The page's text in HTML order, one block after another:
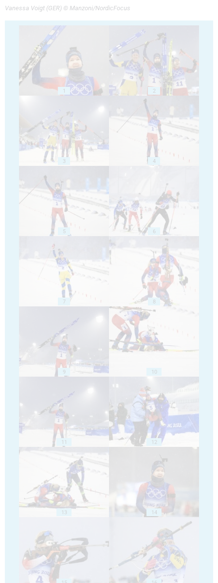
Vanessa Voigt (GER) © Manzoni/NordicFocus
1 2
3 4
5 6
7 8
9 10
11 12
13 14